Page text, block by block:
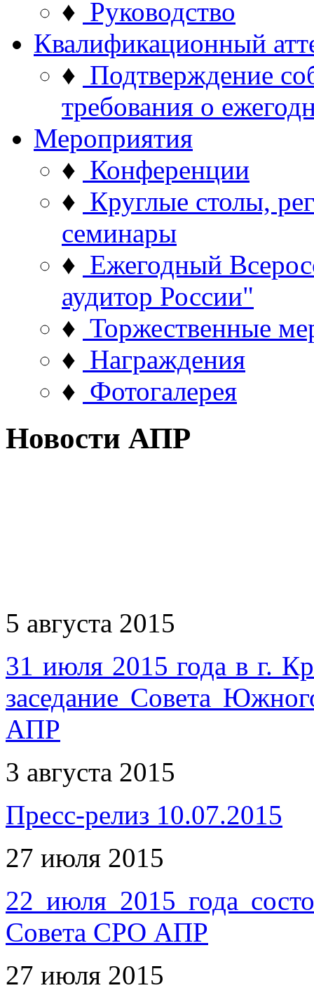
♦ Руководство
Квалификационный
♦ Подтверждение
требования о
Мероприятия
♦ Конференции
♦ Круглые столы,
семинары
♦ Ежегодный
аудитор России"
♦ Торжественные
♦ Награждения
♦ Фотогалерея
Новости АПР
5 августа 2015
31 июля 2015 года в г.
заседание Совета
АПР
3 августа 2015
Пресс-релиз 10.07.2015
27 июля 2015
22 июля 2015 года
Совета СРО АПР
27 июля 2015